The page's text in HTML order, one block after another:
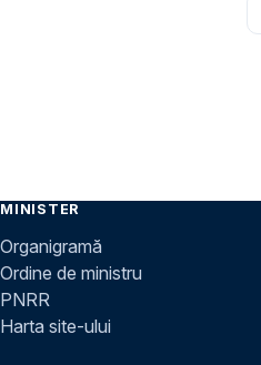
MINISTER
Organigramă
Ordine de ministru
PNRR
Harta site-ului